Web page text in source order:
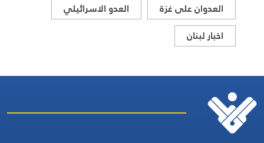
العدوان على غزة
العدو الاسرائيلي
اخبار لبنان